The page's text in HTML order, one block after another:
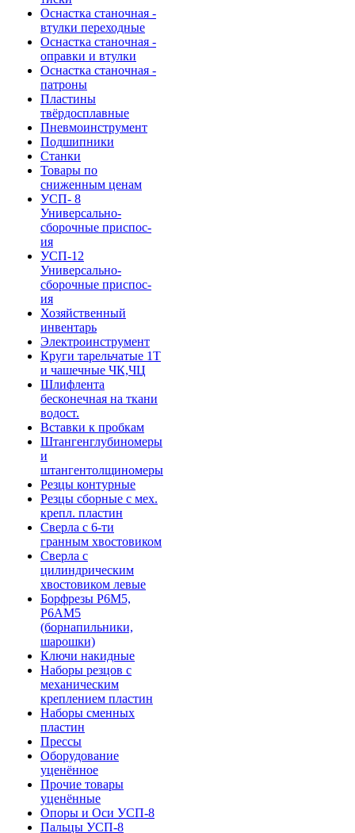
Оснастка станочная -
втулки переходные
Оснастка станочная -
оправки и втулки
Оснастка станочная -
патроны
Пластины
твёрдосплавные
Пневмоинструмент
Подшипники
Станки
Товары по
сниженным ценам
УСП- 8
Универсально-
сборочные приспос-
ия
УСП-12
Универсально-
сборочные приспос-
ия
Хозяйственный
инвентарь
Электроинструмент
Круги тарельчатые 1Т
и чашечные ЧК,ЧЦ
Шлифлента
бесконечная на ткани
водост.
Вставки к пробкам
Штангенглубиномеры
и
штангентолщиномеры
Резцы контурные
Резцы сборные с мех.
крепл. пластин
Сверла с 6-ти
гранным хвостовиком
Сверла с
цилиндрическим
хвостовиком левые
Борфрезы Р6М5,
Р6АМ5
(борнапильники,
шарошки)
Ключи накидные
Наборы резцов с
механическим
креплением пластин
Наборы сменных
пластин
Прессы
Оборудование
уценённое
Прочие товары
уценённые
Опоры и Оси УСП-8
Пальцы УСП-8